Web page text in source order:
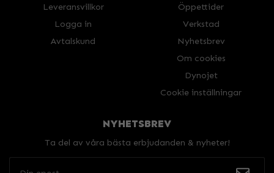
Leveransvillkor
Logga in
Avtalskund
Öppettider
Verkstad
Nyhetsbrev
Om cookies
Dynojet
Cookie inställningar
NYHETSBREV
Ta del av våra bästa erbjudanden & nyheter!